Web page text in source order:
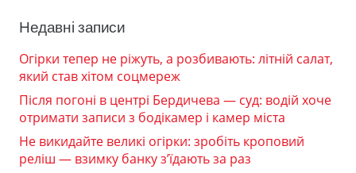
Недавні записи
Огірки тепер не ріжуть, а розбивають: літній салат,
який став хітом соцмереж
Після погоні в центрі Бердичева — суд: водій хоче
отримати записи з бодікамер і камер міста
Не викидайте великі огірки: зробіть кроповий
реліш — взимку банку з’їдають за раз